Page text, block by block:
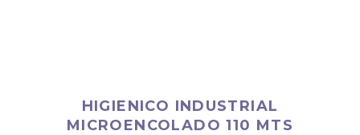
HIGIENICO INDUSTRIAL
MICROENCOLADO 110 MTS